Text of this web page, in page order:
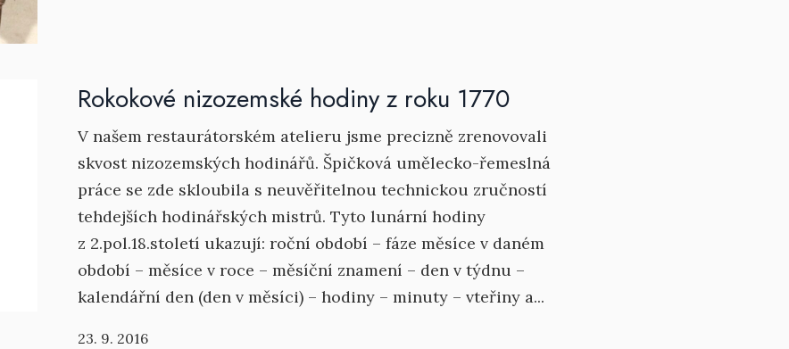
Rokokové nizozemské hodiny z roku 1770
V našem restaurátorském atelieru jsme precizně zrenovovali
skvost nizozemských hodinářů. Špičková umělecko-řemeslná
práce se zde skloubila s neuvěřitelnou technickou zručností
tehdejších hodinářských mistrů. Tyto lunární hodiny
z 2.pol.18.století ukazují: roční období – fáze měsíce v daném
období – měsíce v roce – měsíční znamení – den v týdnu –
kalendářní den (den v měsíci) – hodiny – minuty – vteřiny a...
23. 9. 2016